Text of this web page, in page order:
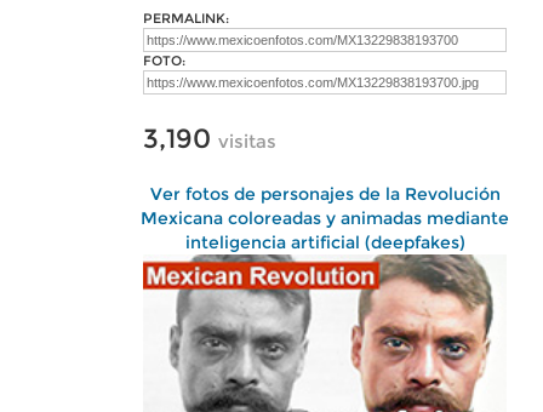
PERMALINK:
FOTO:
3,190 visitas
Ver fotos de personajes de la Revolución
Mexicana coloreadas y animadas mediante
inteligencia artificial (deepfakes)